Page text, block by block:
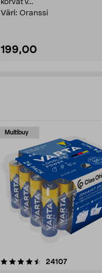
korvat v...
Väri: Oranssi
199,00
Multibuy
24107arvostelut
4.5viidestä